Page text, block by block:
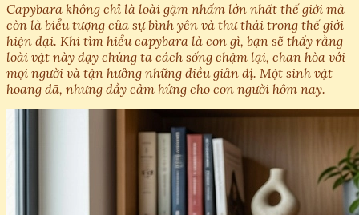
Capybara không chỉ là loài gặm nhấm lớn nhất thế giới mà
còn là biểu tượng của sự bình yên và thư thái trong thế giới
hiện đại. Khi tìm hiểu capybara là con gì, bạn sẽ thấy rằng
loài vật này dạy chúng ta cách sống chậm lại, chan hòa với
mọi người và tận hưởng những điều giản dị. Một sinh vật
hoang dã, nhưng đầy cảm hứng cho con người hôm nay.